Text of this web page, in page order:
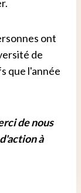
ont
de
que l'année
de nous
à